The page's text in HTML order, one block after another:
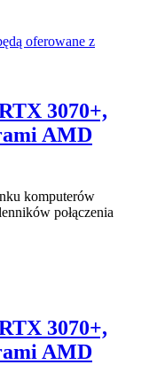
3070+,
AMD
komputerów
połączenia
3070+,
AMD